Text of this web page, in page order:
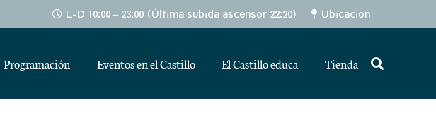
L-D 10:00 – 23:00 (Última subida ascensor 22:20) Ubicación
Programación Eventos en el Castillo El Castillo educa Tienda